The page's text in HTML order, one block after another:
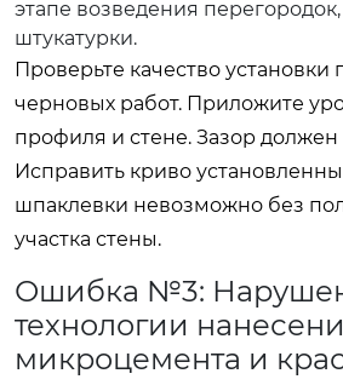
этапе возведения
штукатурки.
Проверьте качество установки
черновых работ. Приложите
профиля и стене. Зазор
Исправить криво
шпаклевки невозможно без
участка стены.
Ошибка №3:
технологии
микроцемента и